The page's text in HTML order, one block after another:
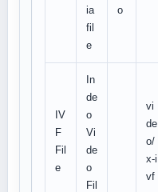
ia
fil
e
o
IV
F
Fil
e
In
de
o
Vi
de
o
Fil
vi
de
o/
x-i
vf